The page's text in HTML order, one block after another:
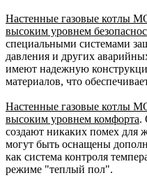
Настенные газовые котлы
высоким уровнем
специальными системами
давления и других
имеют надежную
материалов, что
Настенные газовые котлы
высоким уровнем комфорта.
создают никаких помех для
могут быть оснащены
как система контроля
режиме "теплый пол".